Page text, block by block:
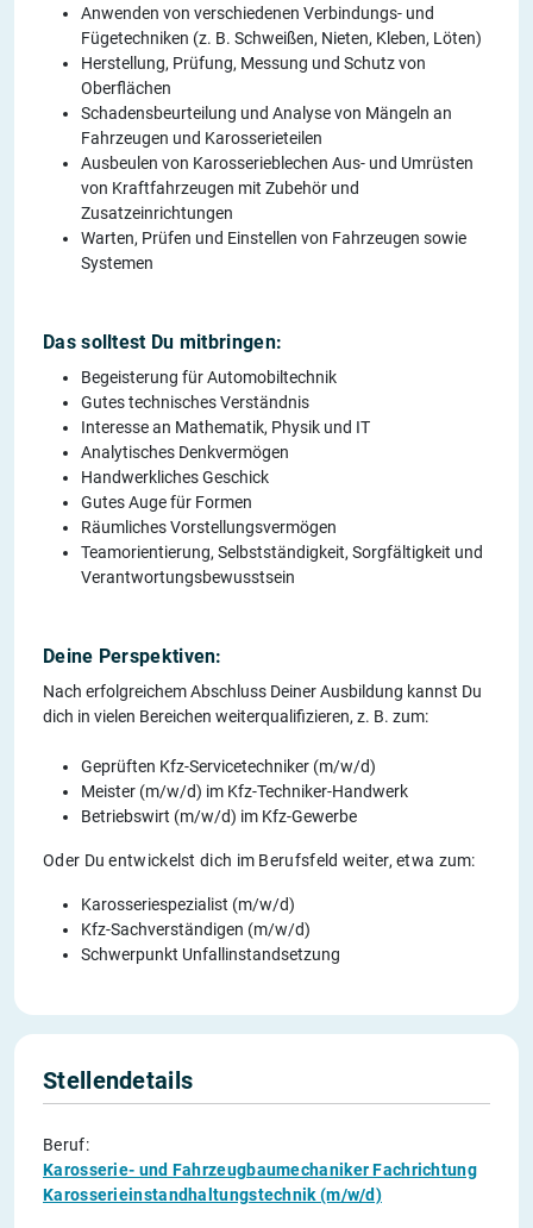
Anwenden von verschiedenen Verbindungs- und
Fügetechniken (z. B. Schweißen, Nieten, Kleben, Löten)
Herstellung, Prüfung, Messung und Schutz von
Oberflächen
Schadensbeurteilung und Analyse von Mängeln an
Fahrzeugen und Karosserieteilen
Ausbeulen von Karosserieblechen Aus- und Umrüsten
von Kraftfahrzeugen mit Zubehör und
Zusatzeinrichtungen
Warten, Prüfen und Einstellen von Fahrzeugen sowie
Systemen
Das solltest Du mitbringen:
Begeisterung für Automobiltechnik
Gutes technisches Verständnis
Interesse an Mathematik, Physik und IT
Analytisches Denkvermögen
Handwerkliches Geschick
Gutes Auge für Formen
Räumliches Vorstellungsvermögen
Teamorientierung, Selbstständigkeit, Sorgfältigkeit und
Verantwortungsbewusstsein
Deine Perspektiven:
Nach erfolgreichem Abschluss Deiner Ausbildung kannst Du
dich in vielen Bereichen weiterqualifizieren, z. B. zum:
Geprüften Kfz-Servicetechniker (m/w/d)
Meister (m/w/d) im Kfz-Techniker-Handwerk
Betriebswirt (m/w/d) im Kfz-Gewerbe
Oder Du entwickelst dich im Berufsfeld weiter, etwa zum:
Karosseriespezialist (m/w/d)
Kfz-Sachverständigen (m/w/d)
Schwerpunkt Unfallinstandsetzung
Stellendetails
Beruf:
Karosserie- und Fahrzeugbaumechaniker Fachrichtung
Karosserieinstandhaltungstechnik (m/w/d)